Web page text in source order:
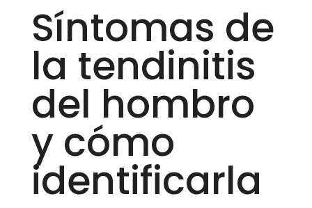
Síntomas de
la tendinitis
del hombro
y cómo
identificarla